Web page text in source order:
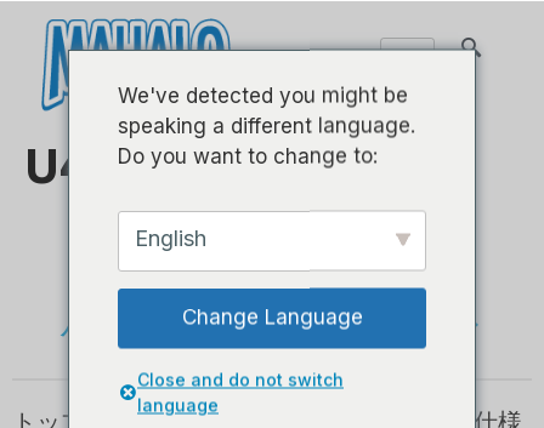
U400C - コンサート
ハイエンドラインウクレレ
トップ、バック、サイドと共にアカシア材仕様
We've detected you might be
speaking a different language.
Do you want to change to:
English
Change Language
Close and do not switch
language